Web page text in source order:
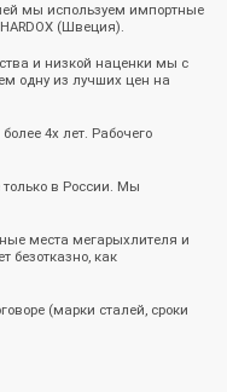
мы используем импортные
(Швеция).
и низкой наценки мы с
одну из лучших цен на
4х лет. Рабочего
только в России. Мы
места мегарыхлителя и
безотказно, как
(марки сталей, сроки